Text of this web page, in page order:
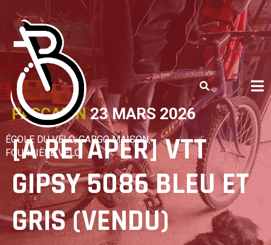
content
ÉCOLE DU VÉLO, CARGO MAISON,
FOURRIÈRE VÉLO
PASCALIN 23 MARS 2026
[A RETAPER] VTT
GIPSY 5086 BLEU ET
GRIS (VENDU)